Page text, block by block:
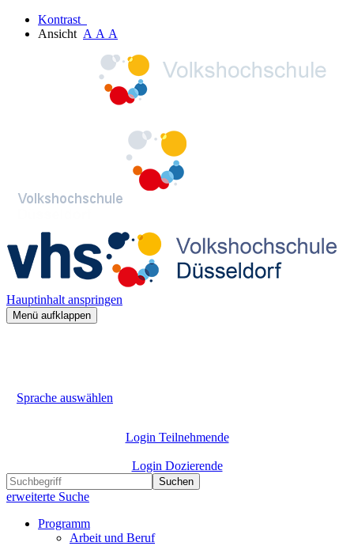
Kontrast
Ansicht A A A
Hauptinhalt anspringen
Menü aufklappen
Sprache auswählen
Login Teilnehmende
Login Dozierende
Suchen
erweiterte Suche
Programm
Arbeit und Beruf